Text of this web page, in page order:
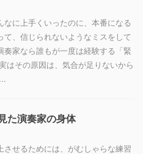
なに上手くいったのに、本番になる
て、信じられないようなミスをして
家なら誰もが一度は経験する「緊
はその原因は、気合が足りないから
た演奏家の身体
させるためには、がむしゃらな練習